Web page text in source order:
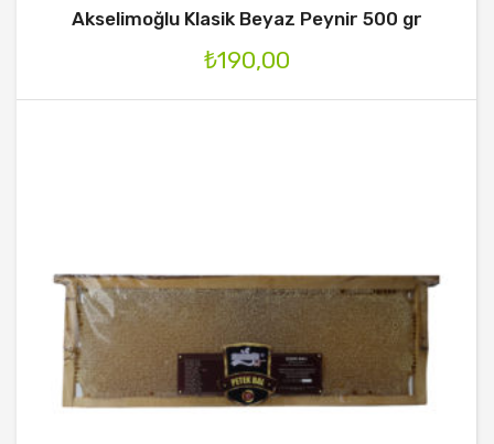
Akselimoğlu Klasik Beyaz Peynir 500 gr
₺190,00